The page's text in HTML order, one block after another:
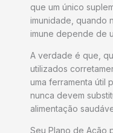
que um único
imunidade, quando
imune depende de
A verdade é que,
utilizados
uma ferramenta útil
nunca devem
alimentação
Seu Plano de Ação